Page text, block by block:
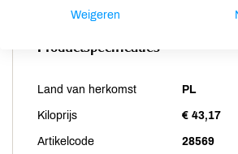
Productspecificaties
Land van herkomst PL
Kiloprijs € 43,17
Artikelcode 28569
Weigeren